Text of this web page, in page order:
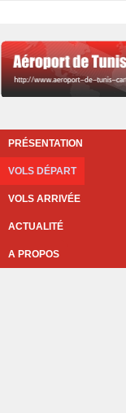
PRÉSENTATION
VOLS DÉPART
VOLS ARRIVÉE
ACTUALITÉ
A PROPOS